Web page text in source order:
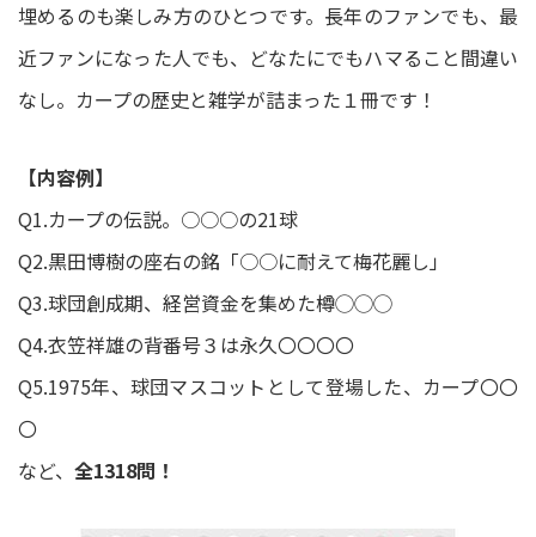
埋めるのも楽しみ方のひとつです。長年のファンでも、最
近ファンになった人でも、どなたにでもハマること間違い
なし。カープの歴史と雑学が詰まった１冊です！
【内容例】
Q1.カープの伝説。○○○の21球
Q2.黒田博樹の座右の銘「○○に耐えて梅花麗し」
Q3.球団創成期、経営資金を集めた樽◯◯◯
Q4.衣笠祥雄の背番号３は永久〇〇〇〇
Q5.1975年、球団マスコットとして登場した、カープ〇〇
〇
など、 全1318問！